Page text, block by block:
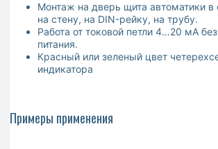
Монтаж на дверь щита автоматики в
на стену, на DIN-рейку, на трубу.
Работа от токовой петли 4…20 мА
питания.
Красный или зеленый цвет
индикатора
Примеры применения